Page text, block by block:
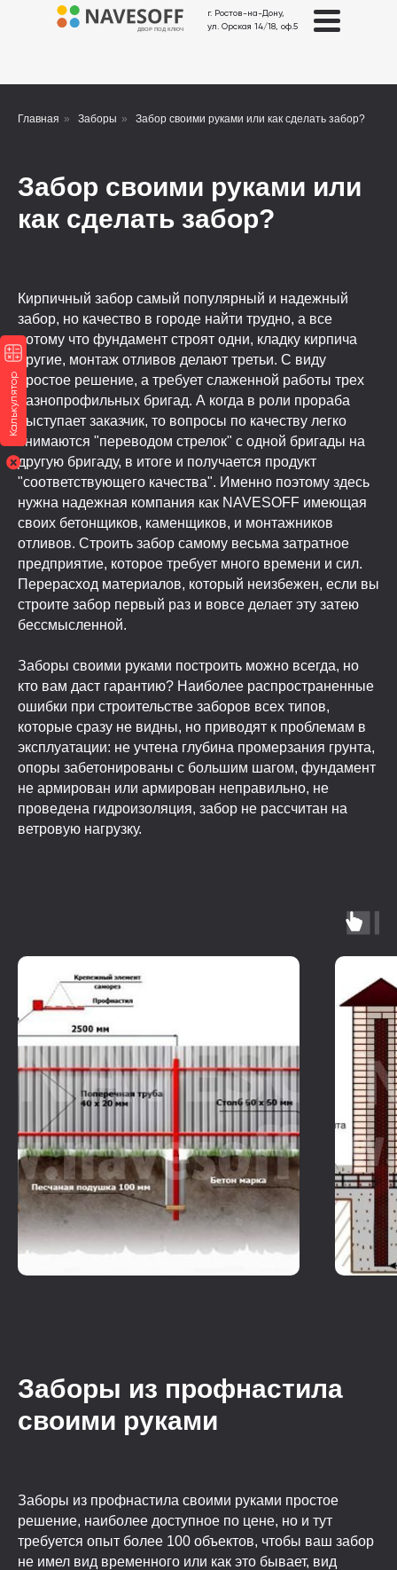
г. Ростов-на-Дону,
ул. Орская 14/18, оф.5
ДВОР ПОД КЛЮЧ
Главная » Заборы » Забор своими руками или как сделать забор?
Забор своими руками или
как сделать забор?
Кирпичный забор самый популярный и надежный
забор, но качество в городе найти трудно, а все
потому что фундамент строят одни, кладку кирпича
другие, монтаж отливов делают третьи. С виду
простое решение, а требует слаженной работы трех
разнопрофильных бригад. А когда в роли прораба
выступает заказчик, то вопросы по качеству легко
снимаются "переводом стрелок" с одной бригады на
другую бригаду, в итоге и получается продукт
"соответствующего качества". Именно поэтому здесь
нужна надежная компания как NAVESOFF имеющая
своих бетонщиков, каменщиков, и монтажников
отливов. Строить забор самому весьма затратное
предприятие, которое требует много времени и сил.
Перерасход материалов, который неизбежен, если вы
строите забор первый раз и вовсе делает эту затею
бессмысленной.
Заборы своими руками построить можно всегда, но
кто вам даст гарантию? Наиболее распространенные
ошибки при строительстве заборов всех типов,
которые сразу не видны, но приводят к проблемам в
эксплуатации: не учтена глубина промерзания грунта,
опоры забетонированы с большим шагом, фундамент
не армирован или армирован неправильно, не
проведена гидроизоляция, забор не рассчитан на
ветровую нагрузку.
Заборы из профнастила
своими руками
Заборы из профнастила своими руками простое
решение, наиболее доступное по цене, но и тут
требуется опыт более 100 объектов, чтобы ваш забор
не имел вид временного или как это бывает, вид
Калькулятор